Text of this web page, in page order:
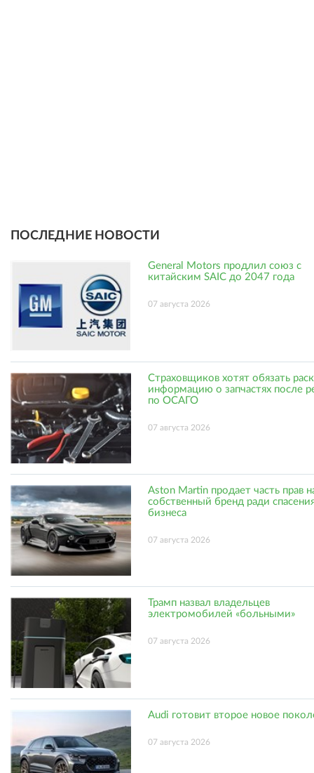
ПОСЛЕДНИЕ НОВОСТИ
General Motors продлил союз с
китайским SAIC до 2047 года
07 августа 2026
Страховщиков хотят обязать
информацию о запчастях после
по ОСАГО
07 августа 2026
Aston Martin продает часть прав
собственный бренд ради
бизнеса
07 августа 2026
Трамп назвал владельцев
электромобилей «больными»
07 августа 2026
Audi готовит второе новое
07 августа 2026